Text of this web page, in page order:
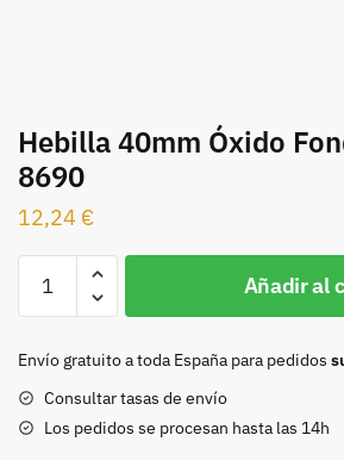
Hebilla 40mm Óxido
8690
12,24 €
40mm
Fondo
8690
cantidad
Añadir al
Envío gratuito a toda España para pedidos
Consultar tasas de envío
Los pedidos se procesan hasta las 14h